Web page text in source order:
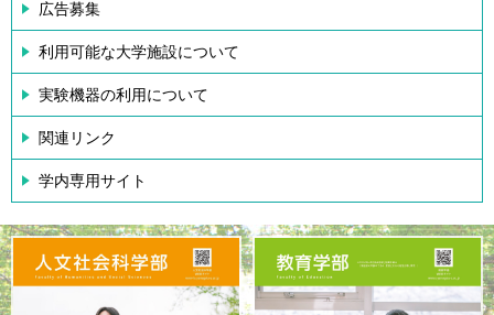
広告募集
利用可能な大学施設について
実験機器の利用について
関連リンク
学内専用サイト